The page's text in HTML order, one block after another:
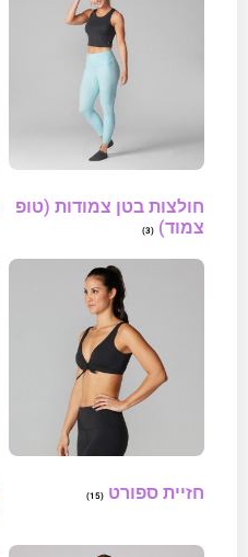
חולצות בטן צמודות (טופ
צמוד) (3)
חזיית ספורט (15)